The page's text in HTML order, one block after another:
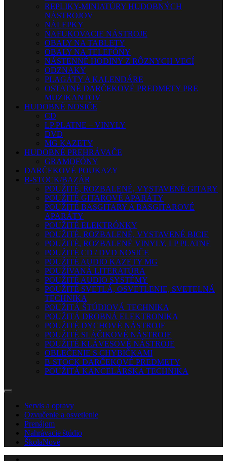
REPLIKY-MINIATÚRY HUDOBNÝCH
NÁSTROJOV
NÁLEPKY
NAFUKOVACIE NÁSTROJE
OBALY NA TABLETY
OBALY NA TELEFÓNY
NÁSTENNÉ HODINY Z RÔZNYCH VECÍ
ODZNAKY
PLAGÁTY A KALENDÁRE
OSTATNÉ DARČEKOVÉ PREDMETY PRE
MUZIKANTOV
HUDOBNÉ NOSIČE
CD
LP PLATNE – VINYLY
DVD
MG KAZETY
HUDOBNÉ PREHRÁVAČE
GRAMOFÓNY
DARČEKOVÉ POUKAZY
B-STOCK/BAZÁR
POUŽITÉ, ROZBALENÉ, VYSTAVENÉ GITARY
POUŽITÉ GITAROVÉ APARÁTY
POUŽITÉ BASGITARY A BASGITAROVÉ
APARÁTY
POUŽITÉ ELEKTRÓNKY
POUŽITÉ, ROZBALENÉ, VYSTAVENÉ BICIE
POUŽITÉ, ROZBALENÉ VINYLY, LP PLATNE
POUŽITÉ CD / DVD NOSIČE
POUŽITÉ AUDIO KAZETY MG
POUŽÍVANÁ LITERATÚRA
POUŽITÉ AUDIO SYSTÉMY
POUŽITÉ SVETLÁ, OSVETLENIE, SVETELNÁ
TECHNIKA
POUŽITÁ ŠTÚDIOVÁ TECHNIKA
POUŽITÁ DROBNÁ ELEKTRONIKA
POUŽITÉ DYCHOVÉ NÁSTROJE
POUŽITÉ SLÁČIKOVÉ NÁSTROJE
POUŽITÉ KLÁVESOVÉ NÁSTROJE
OBLEČENIE S CHYBIČKAMI
B-STOCK DARČEKOVÉ PREDMETY
POUŽITÁ KANCELÁRSKA TECHNIKA
Servis a opravy
Ozvučenie a osvetlenie
Prenájom
Nahrávacie štúdio
ŠkolaNové